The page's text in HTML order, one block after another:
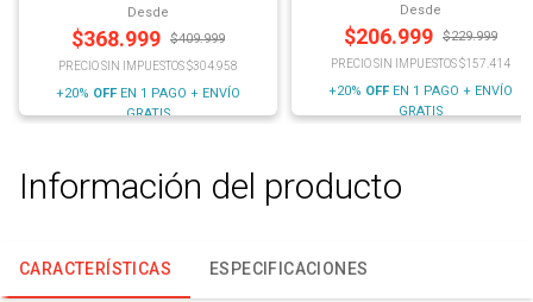
Desde
$368.999 $409.999
PRECIO SIN IMPUESTOS $304.958
+20% OFF EN 1 PAGO + ENVÍO
GRATIS
Desde
$206.999 $229.999
PRECIO SIN IMPUESTOS $157.414
+20% OFF EN 1 PAGO + ENVÍO
GRATIS
Información del producto
CARACTERÍSTICAS ESPECIFICACIONES